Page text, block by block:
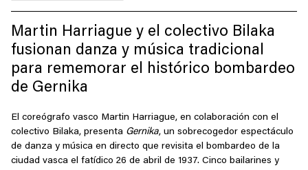
Martin Harriague y el colectivo Bilaka
fusionan danza y música tradicional
para rememorar el histórico bombardeo
de Gernika
El coreógrafo vasco Martin Harriague, en colaboración con el
colectivo Bilaka, presenta Gernika, un sobrecogedor espectáculo
de danza y música en directo que revisita el bombardeo de la
ciudad vasca el fatídico 26 de abril de 1937. Cinco bailarines y